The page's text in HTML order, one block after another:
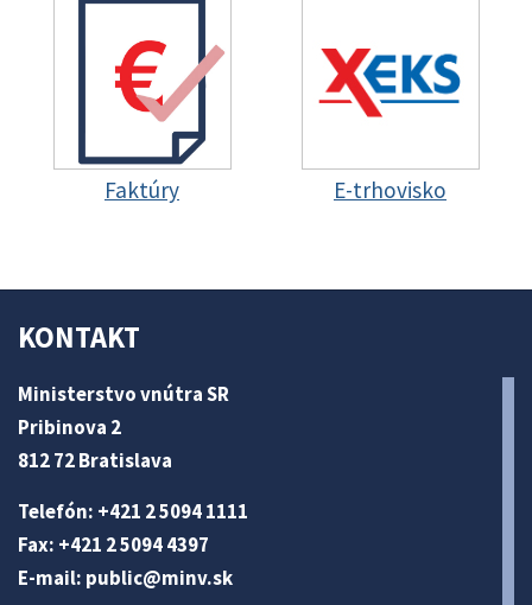
Faktúry E-trhovisko
KONTAKT
Ministerstvo vnútra SR
Pribinova 2
812 72 Bratislava
Telefón: +421 2 5094 1111
Fax: +421 2 5094 4397
E-mail: public@minv.sk